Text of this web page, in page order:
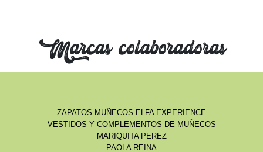
Marcas colaboradoras
ZAPATOS MUÑECOS ELFA EXPERIENCE
VESTIDOS Y COMPLEMENTOS DE MUÑECOS
MARIQUITA PEREZ
PAOLA REINA